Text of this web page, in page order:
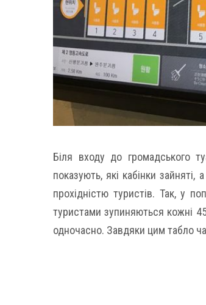
Біля входу до громадського
показують, які кабінки
прохідністю туристів. Так, у
туристами зупиняються кожні
одночасно. Завдяки цим табло